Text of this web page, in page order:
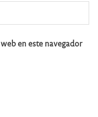
en este navegador